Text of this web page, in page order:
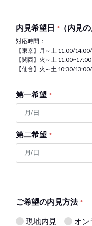
内見希望日 * （内見
対応時間：
【東京】月～土 11:00/
【関西】火～土 11:00~17:00
【仙台】火～土 10:30/
第一希望 *
第二希望 *
ご希望の内見方法 *
現地内見 オン